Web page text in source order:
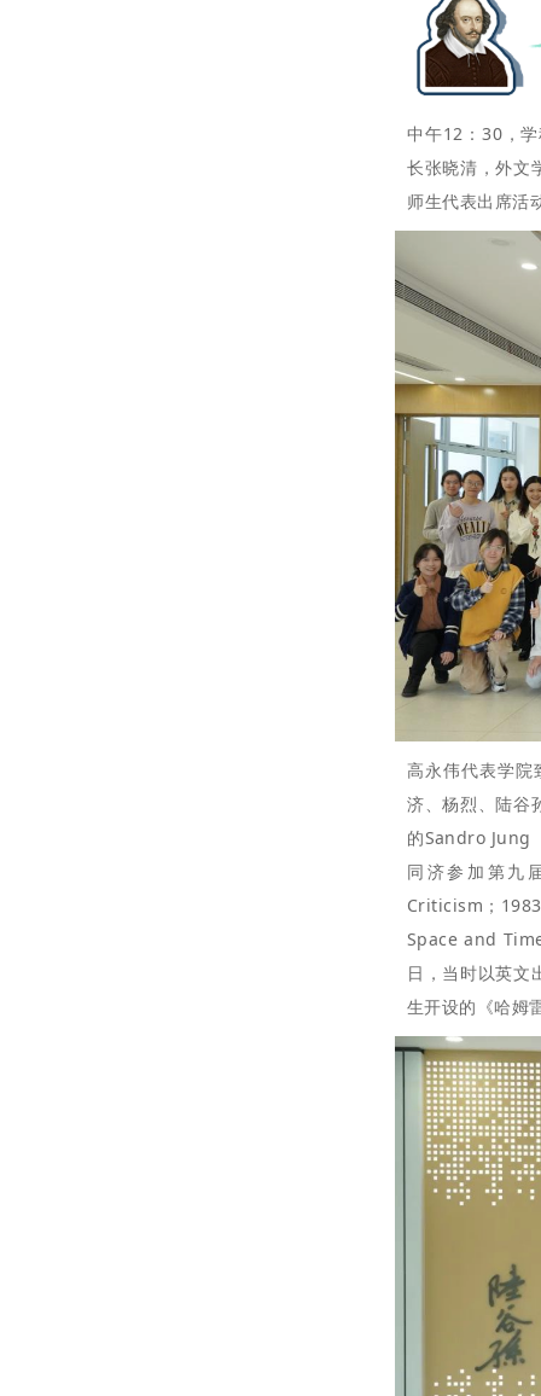
中午12：30，
长张晓清，外文
师生代表出席活
高永伟代表学院
济、杨烈、陆谷
的Sandro Jung
同济参加第九
Criticism；
Space and
日，当时以英文
生开设的《哈姆